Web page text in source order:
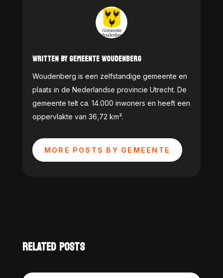
WRITTEN BY GEMEENTE WOUDENBERG
Woudenberg is een zelfstandige gemeente en
plaats in de Nederlandse provincie Utrecht. De
gemeente telt ca. 14.000 inwoners en heeft een
oppervlakte van 36,72 km².
MORE POSTS BY GEMEENTE
RELATED POSTS